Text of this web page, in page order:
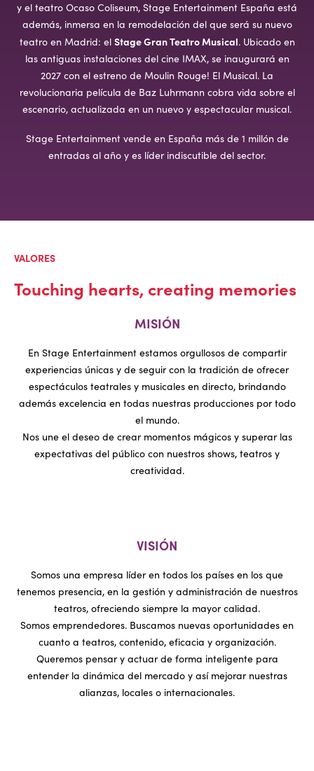
y el teatro Ocaso Coliseum, Stage Entertainment España está
además, inmersa en la remodelación del que será su nuevo
teatro en Madrid: el Stage Gran Teatro Musical. Ubicado en
las antiguas instalaciones del cine IMAX, se inaugurará en
2027 con el estreno de Moulin Rouge! El Musical. La
revolucionaria película de Baz Luhrmann cobra vida sobre el
escenario, actualizada en un nuevo y espectacular musical.
Stage Entertainment vende en España más de 1 millón de
entradas al año y es líder indiscutible del sector.
VALORES
Touching hearts, creating memories
MISIÓN
En Stage Entertainment estamos orgullosos de compartir
experiencias únicas y de seguir con la tradición de ofrecer
espectáculos teatrales y musicales en directo, brindando
además excelencia en todas nuestras producciones por todo
el mundo.
Nos une el deseo de crear momentos mágicos y superar las
expectativas del público con nuestros shows, teatros y
creatividad.
VISIÓN
Somos una empresa líder en todos los países en los que
tenemos presencia, en la gestión y administración de nuestros
teatros, ofreciendo siempre la mayor calidad.
Somos emprendedores. Buscamos nuevas oportunidades en
cuanto a teatros, contenido, eficacia y organización.
Queremos pensar y actuar de forma inteligente para
entender la dinámica del mercado y así mejorar nuestras
alianzas, locales o internacionales.